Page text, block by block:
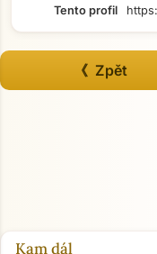
Tento profil
《 Zpět
Kam dál